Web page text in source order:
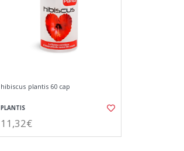
hibiscus plantis 60 cap
PLANTIS
11,32€